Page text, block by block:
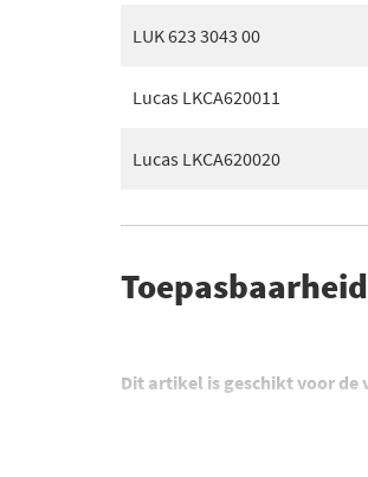
LUK 623 3043 00
Lucas LKCA620011
Lucas LKCA620020
Toepasbaarheid
Dit artikel is geschikt voor de